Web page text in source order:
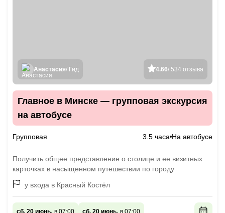
4.66/ 534 отзыва
Анастасия/ Гид
Главное в Минске — групповая экскурсия
на автобусе
Групповая 3.5 часа На автобусе
Получить общее представление о столице и ее визитных
карточках в насыщенном путешествии по городу
у входа в Красный Костёл
сб, 20 июнь, в 07:00 сб, 20 июнь, в 07:00